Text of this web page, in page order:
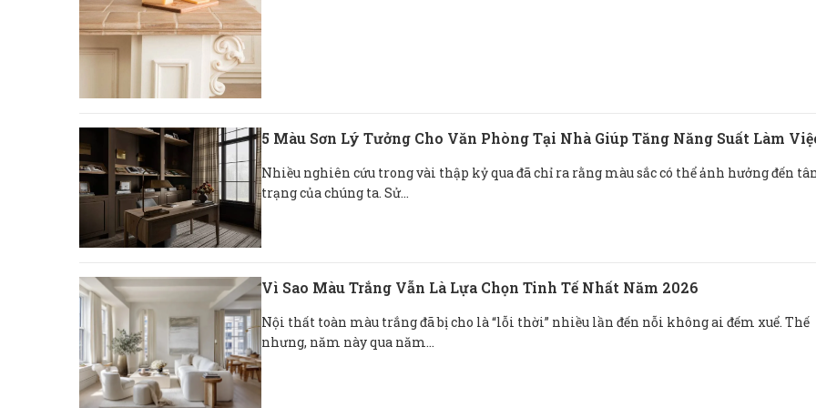
5 Màu Sơn Lý Tưởng Cho Văn Phòng Tại Nhà Giúp Tăng Năng Suất Làm
Nhiều nghiên cứu trong vài thập kỷ qua đã chỉ ra rằng màu sắc có thể ảnh hưởng đến
trạng của chúng ta. Sử...
Vì Sao Màu Trắng Vẫn Là Lựa Chọn Tinh Tế Nhất Năm 2026
Nội thất toàn màu trắng đã bị cho là “lỗi thời” nhiều lần đến nỗi không ai đếm xuể. Thế
nhưng, năm này qua năm...